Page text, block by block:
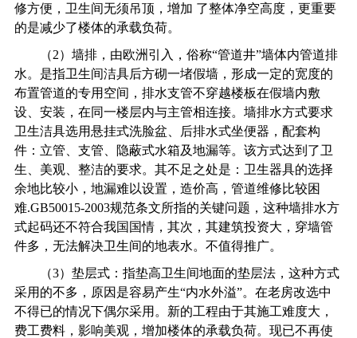
修方便，卫生间无须吊顶，增加 了整体净空高度，更重要
的是减少了楼体的承载负荷。
（2）墙排，由欧洲引入，俗称“管道井”墙体内管道排
水。是指卫生间洁具后方砌一堵假墙，形成一定的宽度的
布置管道的专用空间，排水支管不穿越楼板在假墙内敷
设、安装，在同一楼层内与主管相连接。墙排水方式要求
卫生洁具选用悬挂式洗脸盆、后排水式坐便器，配套构
件：立管、支管、隐蔽式水箱及地漏等。该方式达到了卫
生、美观、整洁的要求。其不足之处是：卫生器具的选择
余地比较小，地漏难以设置，造价高，管道维修比较困
难.GB50015-2003规范条文所指的关键问题，这种墙排水方
式起码还不符合我国国情，其次，其建筑投资大，穿墙管
件多，无法解决卫生间的地表水。不值得推广。
（3）垫层式：指垫高卫生间地面的垫层法，这种方式
采用的不多，原因是容易产生“内水外溢”。在老房改选中
不得已的情况下偶尔采用。新的工程由于其施工难度大，
费工费料，影响美观，增加楼体的承载负荷。现已不再使